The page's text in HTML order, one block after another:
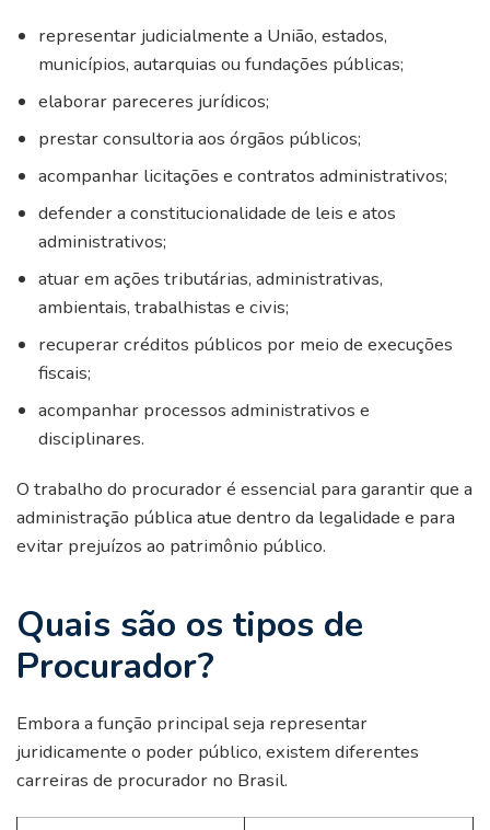
representar judicialmente a União, estados,
municípios, autarquias ou fundações públicas;
elaborar pareceres jurídicos;
prestar consultoria aos órgãos públicos;
acompanhar licitações e contratos administrativos;
defender a constitucionalidade de leis e atos
administrativos;
atuar em ações tributárias, administrativas,
ambientais, trabalhistas e civis;
recuperar créditos públicos por meio de execuções
fiscais;
acompanhar processos administrativos e
disciplinares.
O trabalho do procurador é essencial para garantir que a
administração pública atue dentro da legalidade e para
evitar prejuízos ao patrimônio público.
Quais são os tipos de
Procurador?
Embora a função principal seja representar
juridicamente o poder público, existem diferentes
carreiras de procurador no Brasil.